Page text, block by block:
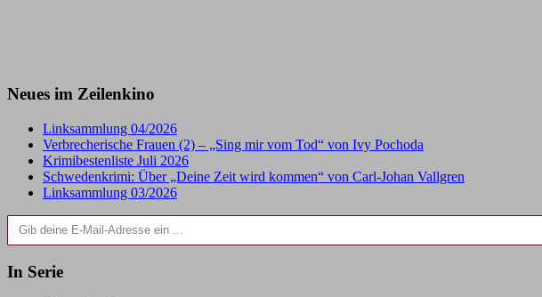
Neues im Zeilenkino
Linksammlung 04/2026
Verbrecherische Frauen (2) – „Sing mir vom Tod“ von Ivy Pochoda
Krimibestenliste Juli 2026
Schwedenkrimi: Über „Deine Zeit wird kommen“ von Carl-Johan Vallgren
Linksammlung 03/2026
Gib deine E-Mail-Adresse ein ...
In Serie